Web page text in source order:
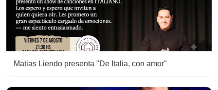
Matias Liendo presenta "De Italia, con amor"